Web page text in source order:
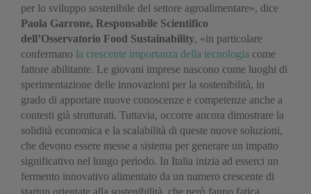
per lo sviluppo sostenibile del settore agroalimentare», dice
Paola Garrone, Responsabile Scientifico
dell’Osservatorio Food Sustainability, «in particolare
confermano la crescente importanza della tecnologia come
fattore abilitante. Le giovani imprese nascono come luoghi di
sperimentazione delle innovazioni per la sostenibilità, in
grado di apportare nuove conoscenze e competenze anche a
contesti già strutturati. Tuttavia, occorre ancora dimostrare la
solidità economica e la scalabilità di queste nuove soluzioni,
che devono essere messe a sistema per generare un impatto
significativo nel lungo periodo. In Italia inizia ad esserci un
fermento innovativo alimentato da un numero crescente di